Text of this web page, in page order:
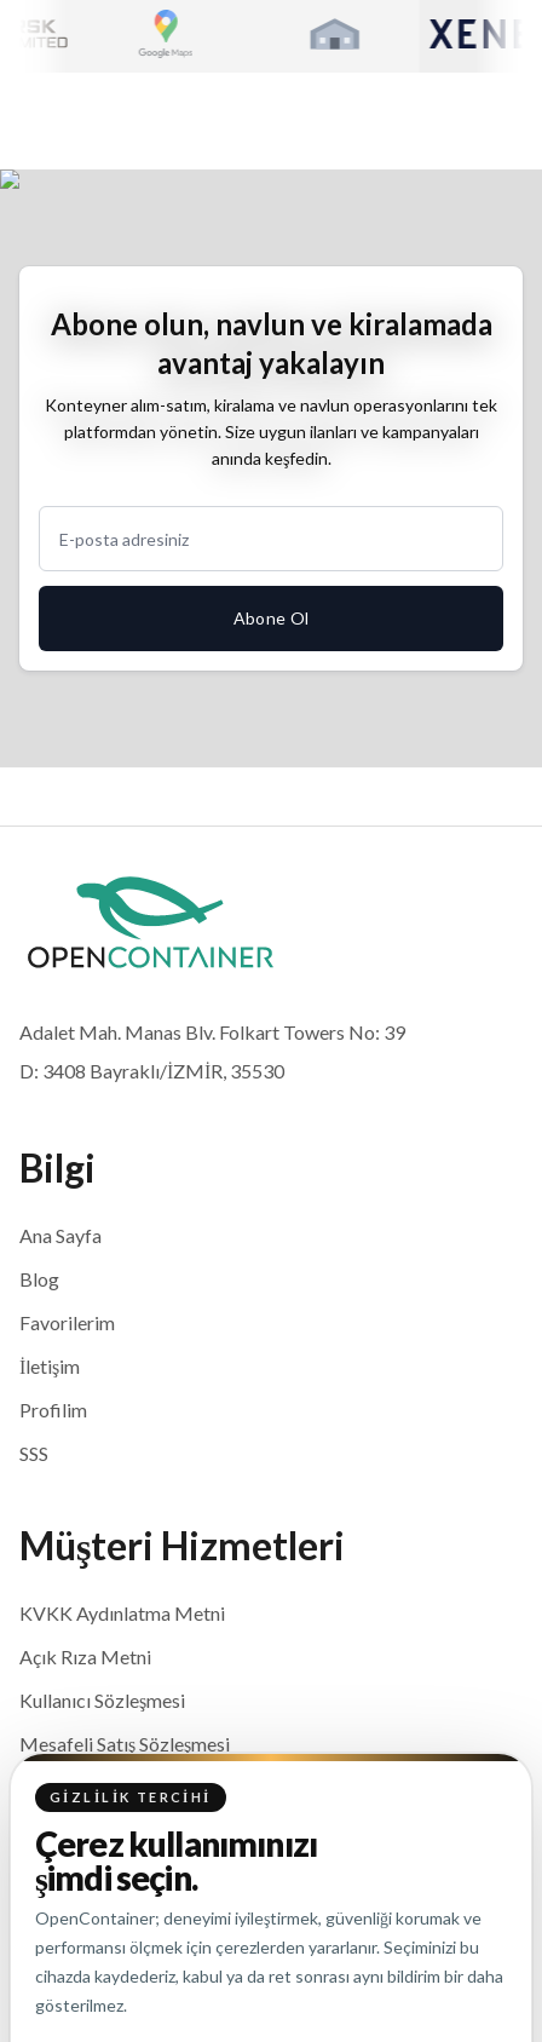
bilgilerini gösterGoogle Maps bilgilerini göster
Yerel Depo Operatörleri
Abone olun, navlun ve kiralamada
avantaj yakalayın
Konteyner alım-satım, kiralama ve navlun operasyonlarını tek
platformdan yönetin. Size uygun ilanları ve kampanyaları
anında keşfedin.
Abone Ol
Adalet Mah. Manas Blv. Folkart Towers No: 39
D: 3408 Bayraklı/İZMİR, 35530
Bilgi
Ana Sayfa
Blog
Favorilerim
İletişim
Profilim
SSS
Müşteri Hizmetleri
KVKK Aydınlatma Metni
Açık Rıza Metni
Kullanıcı Sözleşmesi
Mesafeli Satış Sözleşmesi
Gizlilik ve Çerez Politikası
İletişim
info@opencontainer.co
+90 (850) 346 07 25
GIZLILIK TERCIHI
Çerez kullanımınızı
şimdi seçin.
OpenContainer; deneyimi iyileştirmek, güvenliği korumak ve
performansı ölçmek için çerezlerden yararlanır. Seçiminizi bu
cihazda kaydederiz, kabul ya da ret sonrası aynı bildirim bir daha
gösterilmez.